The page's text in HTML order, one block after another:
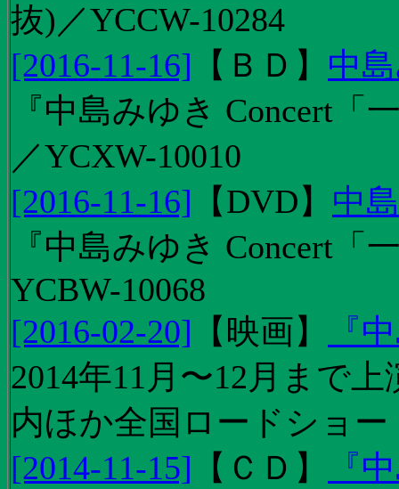
抜)／YCCW-10284
[2016-11-16] 【 ＢＤ 】 中
『中島みゆき Concert
／YCXW-10010
[2016-11-16] 【DVD】 中
『中島みゆき Concert
YCBW-10068
[2016-02-20] 【 映画】
『
2014年11月〜12月まで
内ほか全国ロードショー
[2014-11-15] 【 ＣＤ 】
『